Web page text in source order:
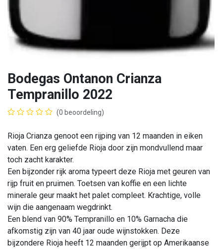
Bodegas Ontanon Crianza
Tempranillo 2022
(0 beoordeling)
Rioja Crianza genoot een rijping van 12 maanden in eiken
vaten. Een erg geliefde Rioja door zijn mondvullend maar
toch zacht karakter.
Een bijzonder rijk aroma typeert deze Rioja met geuren van
rijp fruit en pruimen. Toetsen van koffie en een lichte
minerale geur maakt het palet compleet. Krachtige, volle
wijn die aangenaam wegdrinkt.
Een blend van 90% Tempranillo en 10% Garnacha die
afkomstig zijn van 40 jaar oude wijnstokken. Deze
bijzondere Rioja heeft 12 maanden gerijpt op Amerikaanse